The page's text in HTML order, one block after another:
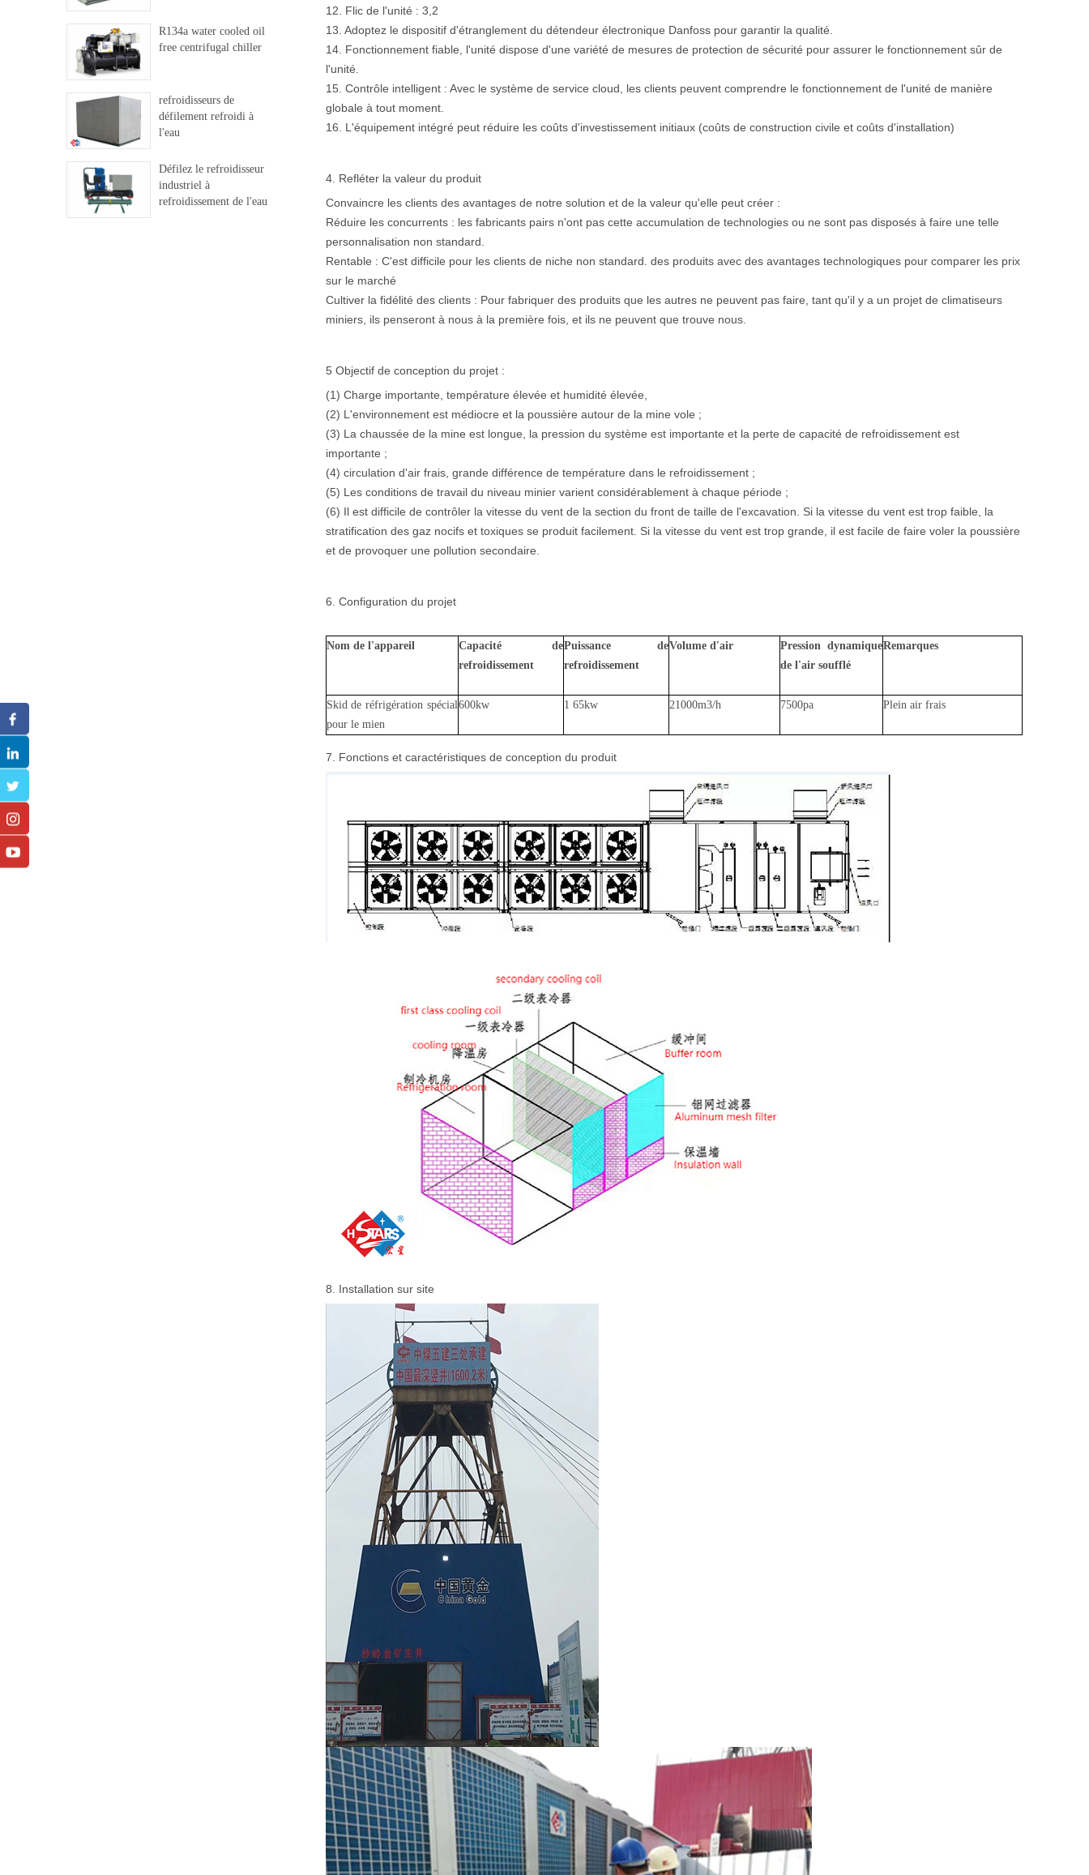
12. Flic de l'unité : 3,2
13. Adoptez le dispositif d'étranglement du détendeur électronique Danfoss pour garantir la qualité.
14. Fonctionnement fiable, l'unité dispose d'une variété de mesures de protection de sécurité pour assurer le fonctionnement sûr de
l'unité.
15. Contrôle intelligent : Avec le système de service cloud, les clients peuvent comprendre le fonctionnement de l'unité de manière
globale à tout moment.
16. L'équipement intégré peut réduire les coûts d'investissement initiaux (coûts de construction civile et coûts d'installation)
4. Refléter la valeur du produit
Convaincre les clients des avantages de notre solution et de la valeur qu'elle peut créer :
Réduire les concurrents : les fabricants pairs n'ont pas cette accumulation de technologies ou ne sont pas disposés à faire une telle
personnalisation non standard.
Rentable : C'est difficile pour les clients de niche non standard. des produits avec des avantages technologiques pour comparer les prix
sur le marché
Cultiver la fidélité des clients : Pour fabriquer des produits que les autres ne peuvent pas faire, tant qu'il y a un projet de climatiseurs
miniers, ils penseront à nous à la première fois, et ils ne peuvent que trouve nous.
5 Objectif de conception du projet :
(1) Charge importante, température élevée et humidité élevée,
(2) L'environnement est médiocre et la poussière autour de la mine vole ;
(3) La chaussée de la mine est longue, la pression du système est importante et la perte de capacité de refroidissement est
importante ;
(4) circulation d'air frais, grande différence de température dans le refroidissement ;
(5) Les conditions de travail du niveau minier varient considérablement à chaque période ;
(6) Il est difficile de contrôler la vitesse du vent de la section du front de taille de l'excavation. Si la vitesse du vent est trop faible, la
stratification des gaz nocifs et toxiques se produit facilement. Si la vitesse du vent est trop grande, il est facile de faire voler la poussière
et de provoquer une pollution secondaire.
6. Configuration du projet
Nom de l'appareil
Capacité de
refroidissement
Puissance de
refroidissement
Volume d'air
Pression dynamique
de l'air soufflé
Remarques
Skid de réfrigération spécial
pour le mien
600kw 1 65kw 21000m3/h 7500pa Plein air frais
7. Fonctions et caractéristiques de conception du produit
8. Installation sur site
R134a water cooled oil
free centrifugal chiller
refroidisseurs de
défilement refroidi à
l'eau
Défilez le refroidisseur
industriel à
refroidissement de l'eau